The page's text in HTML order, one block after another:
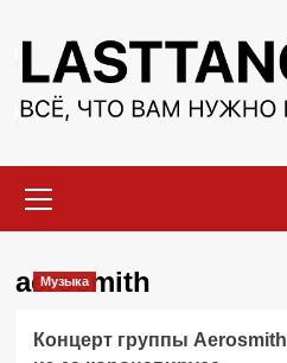
содержимому
меню
aerosmith
Музыка
Концерт группы